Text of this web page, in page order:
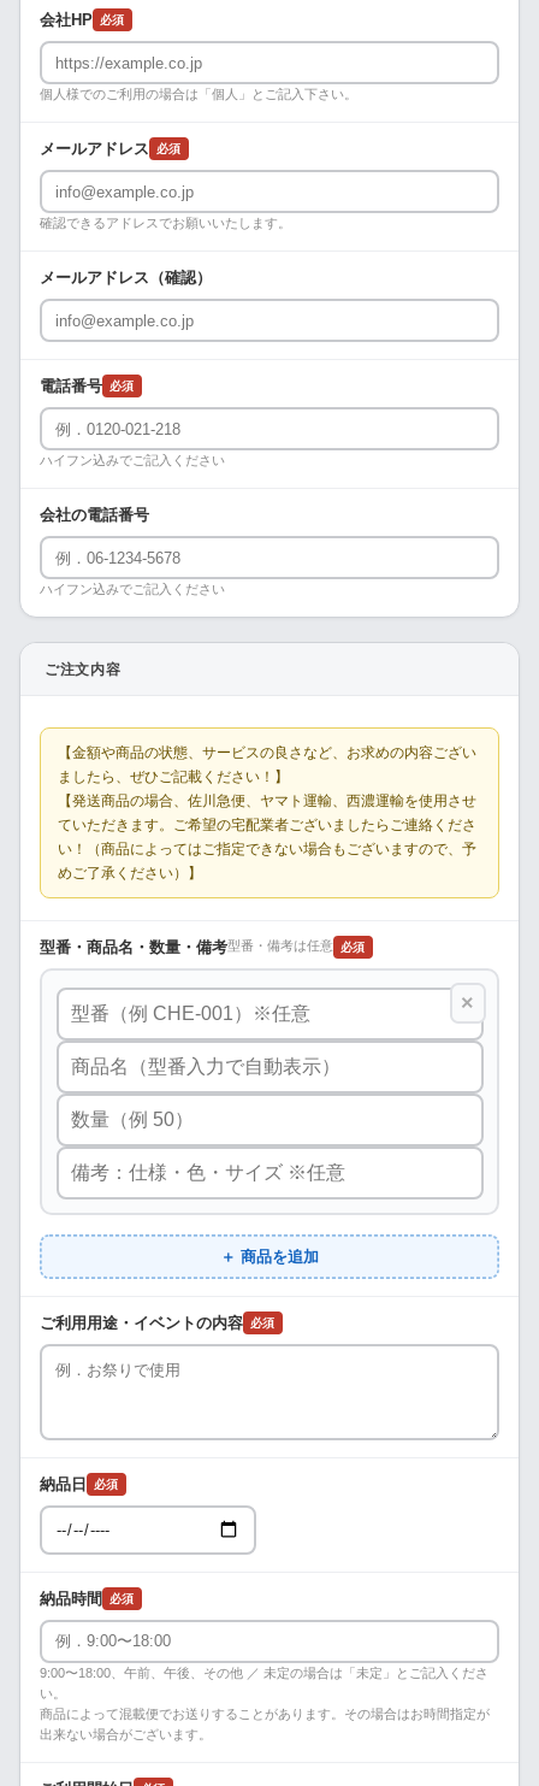
会社HP 必須
個人様でのご利用の場合は「個人」とご記入下さい。
メールアドレス 必須
確認できるアドレスでお願いいたします。
メールアドレス（確認）
電話番号 必須
ハイフン込みでご記入ください
会社の電話番号
ハイフン込みでご記入ください
ご注文内容
【金額や商品の状態、サービスの良さなど、お求めの内容ござい
ましたら、ぜひご記載ください！】
【発送商品の場合、佐川急便、ヤマト運輸、西濃運輸を使用させ
ていただきます。ご希望の宅配業者ございましたらご連絡くださ
い！（商品によってはご指定できない場合もございますので、予
めご了承ください）】
型番・商品名・数量・備考型番・備考は任意 必須
×
＋ 商品を追加
ご利用用途・イベントの内容 必須
納品日 必須
納品時間 必須
9:00〜18:00、午前、午後、その他 ／ 未定の場合は「未定」とご記入くださ
い。
商品によって混載便でお送りすることがあります。その場合はお時間指定が
出来ない場合がございます。